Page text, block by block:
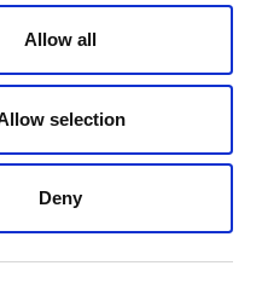
Allow all
selection
Deny